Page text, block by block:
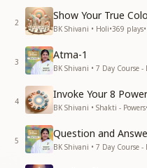
2
Show Your True
BK Shivani • Holi•369 plays•
3
Atma-1
BK Shivani • 7 Day Course
4
Invoke Your 8
BK Shivani • Shakti - Powers•
5
Question and
BK Shivani • 7 Day Course